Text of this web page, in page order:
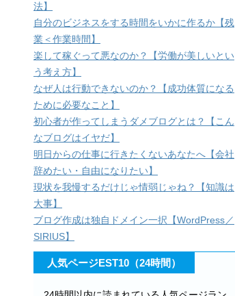
法】
自分のビジネスをする時間をいかに作るか【残
業＜作業時間】
楽して稼ぐって悪なのか？【労働が美しいとい
う考え方】
なぜ人は行動できないのか？【成功体質になる
ために必要なこと】
初心者が作ってしまうダメブログとは？【こん
なブログはイヤだ】
明日からの仕事に行きたくないあなたへ【会社
辞めたい・自由になりたい】
現状を我慢するだけじゃ情弱じゃね？【知識は
大事】
ブログ作成は独自ドメイン一択【WordPress／
SIRIUS】
人気ページEST10（24時間）